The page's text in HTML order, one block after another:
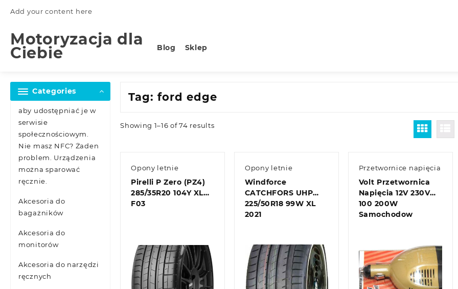
Add your content here
Motoryzacja dla
Ciebie Blog Sklep
Categories
aby udostępniać je w
serwisie
społecznościowym.
Nie masz NFC? Żaden
problem. Urządzenia
można sparować
ręcznie.
Akcesoria do
bagażników
Akcesoria do
monitorów
Akcesoria do narzędzi
ręcznych
Tag:ford edge
Showing 1–16 of 74 results
Opony letnie
Pirelli P Zero (PZ4)
285/35R20 104Y XL
F03
Opony letnie
Windforce
CATCHFORS UHP
225/50R18 99W XL
2021
Przetwornice napięcia
Volt Przetwornica
Napięcia 12V 230V
100 200W
Samochodow